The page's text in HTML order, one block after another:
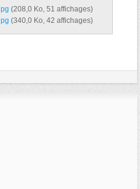
(208,0 Ko, 51 affichages)
(340,0 Ko, 42 affichages)